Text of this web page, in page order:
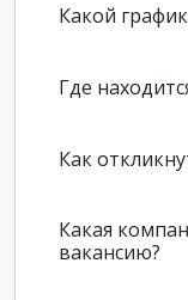
Какой
Где
Как
Какая
вакансию?